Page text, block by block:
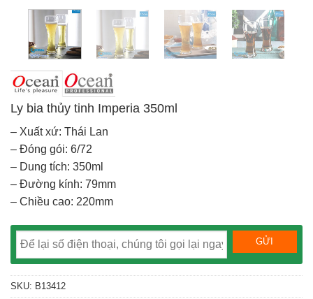
Ly bia thủy tinh Imperia 350ml
– Xuất xứ: Thái Lan
– Đóng gói: 6/72
– Dung tích: 350ml
– Đường kính: 79mm
– Chiều cao: 220mm
SKU: B13412